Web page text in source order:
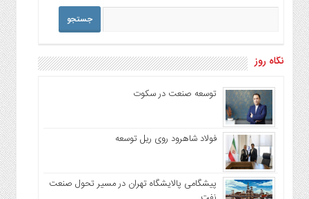
نگاه روز
توسعه صنعت در سکوت
فولاد شاهرود روی ریل توسعه
پیشگامی پالایشگاه تهران در مسیر تحول صنعت